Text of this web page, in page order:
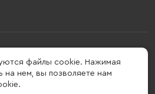
активно развивается в сфере
Бренд подтвержден в 2013
просто бренд, этот стиль жизни,
радость, скорость, новації и
файлы cookie. Нажимая
на нем, вы позволяете нам